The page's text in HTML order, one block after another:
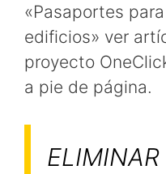
«Pasaportes
edificios» ver
proyecto
a pie de página.
ELIMINAR